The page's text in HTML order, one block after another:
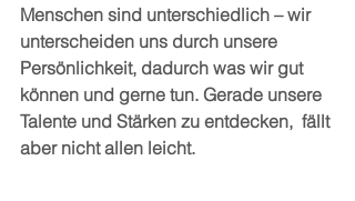
Menschen sind unterschiedlich – wir
unterscheiden uns durch unsere
Persönlichkeit, dadurch was wir gut
können und gerne tun. Gerade unsere
Talente und Stärken zu entdecken,  fällt
aber nicht allen leicht.